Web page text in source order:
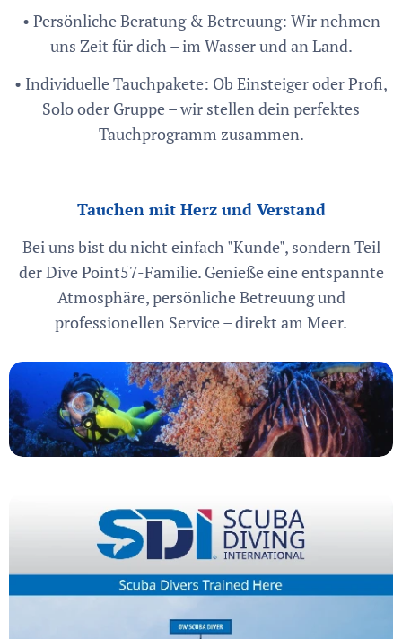
• Persönliche Beratung & Betreuung: Wir nehmen
uns Zeit für dich – im Wasser und an Land.
• Individuelle Tauchpakete: Ob Einsteiger oder Profi,
Solo oder Gruppe – wir stellen dein perfektes
Tauchprogramm zusammen.
Tauchen mit Herz und Verstand
Bei uns bist du nicht einfach "Kunde", sondern Teil
der Dive Point57-Familie. Genieße eine entspannte
Atmosphäre, persönliche Betreuung und
professionellen Service – direkt am Meer.